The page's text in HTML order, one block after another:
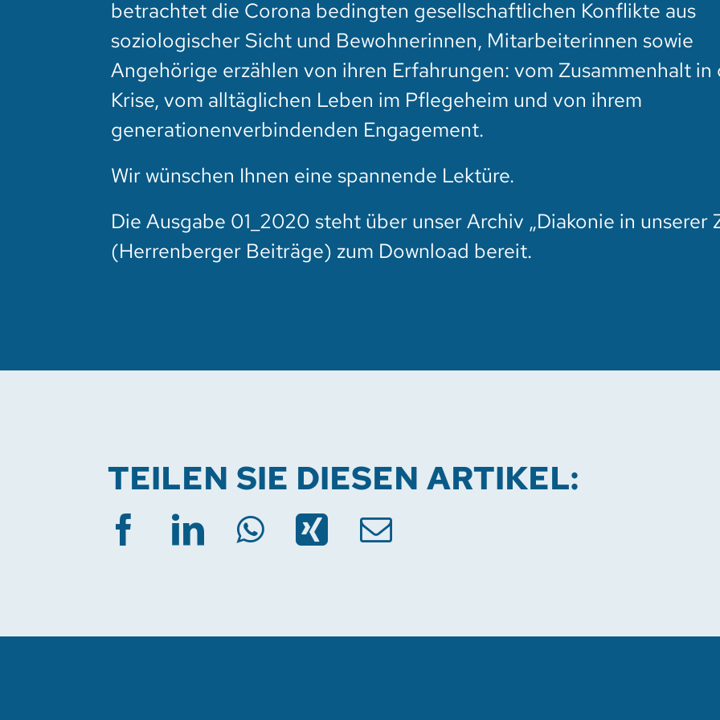
betrachtet die Corona bedingten gesellschaftlichen Konflikte aus
soziologischer Sicht und Bewohnerinnen, Mitarbeiterinnen sowie
Angehörige erzählen von ihren Erfahrungen: vom Zusammenhalt in
Krise, vom alltäglichen Leben im Pflegeheim und von ihrem
generationenverbindenden Engagement.
Wir wünschen Ihnen eine spannende Lektüre.
Die Ausgabe 01_2020 steht über unserArchiv „Diakonie in unserer
(Herrenberger Beiträge) zum Download bereit.
TEILEN SIE DIESEN ARTIKEL: